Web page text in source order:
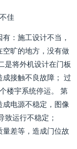
佳
：施工设计不当，
旷的地方，没有做
是将外机设计在门板
成接触不良故障； 过
楼宇系统停运。 第
电源不稳定，图像
致运行不稳定；
差等，造成门位故